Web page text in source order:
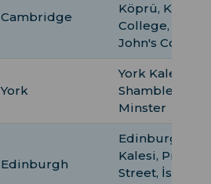
Cambridge
Köprü, King's
College, St.
John's College
York
York Kalesi,
Shambles,
Minster
Edinburgh
Edinburgh
Kalesi, Princes
Street, İskoçya